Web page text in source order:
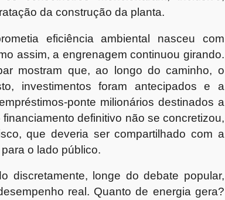
da construção da planta.
eficiência ambiental nasceu com
assim, a engrenagem continuou girando.
mostram que, ao longo do caminho, o
investimentos foram antecipados e a
ponte milionários destinados a
definitivo não se concretizou,
que deveria ser compartilhado com a
o lado público.
discretamente, longe do debate popular,
real. Quanto de energia gera?